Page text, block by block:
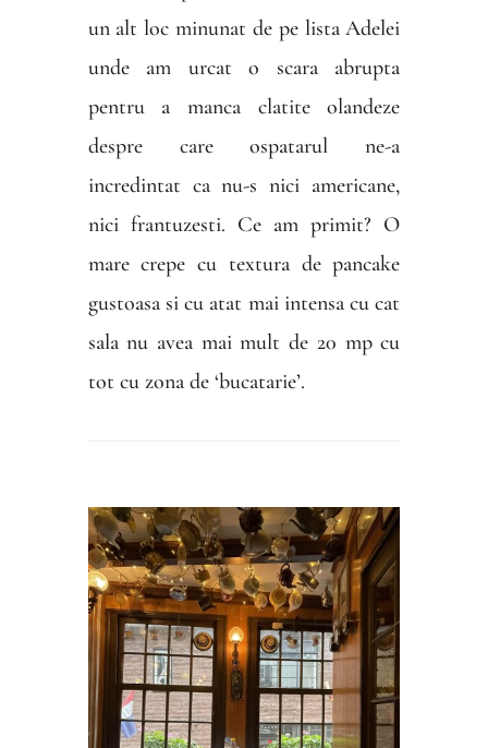
un alt loc minunat de pe lista Adelei
unde am urcat o scara abrupta
pentru a manca clatite olandeze
despre care ospatarul ne-a
incredintat ca nu-s nici americane,
nici frantuzesti. Ce am primit? O
mare crepe cu textura de pancake
gustoasa si cu atat mai intensa cu cat
sala nu avea mai mult de 20 mp cu
tot cu zona de ‘bucatarie’.